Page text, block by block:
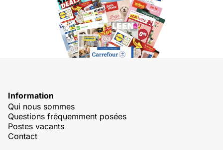
Information
Qui nous sommes
Questions fréquemment posées
Postes vacants
Contact